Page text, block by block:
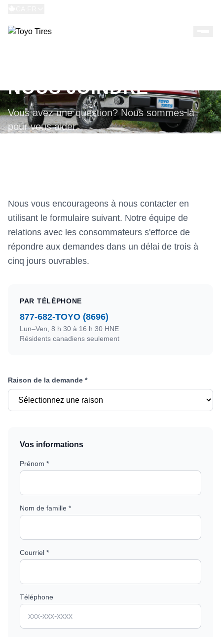
NOUS JOINDRE
Vous avez une question? Nous sommes là
pour vous aider.
Nous vous encourageons à nous contacter en
utilisant le formulaire suivant. Notre équipe de
relations avec les consommateurs s'efforce de
répondre aux demandes dans un délai de trois à
cinq jours ouvrables.
PAR TÉLÉPHONE
877-682-TOYO (8696)
Lun–Ven, 8 h 30 à 16 h 30 HNE
Résidents canadiens seulement
Raison de la demande *
Vos informations
Prénom *
Nom de famille *
Courriel *
Téléphone